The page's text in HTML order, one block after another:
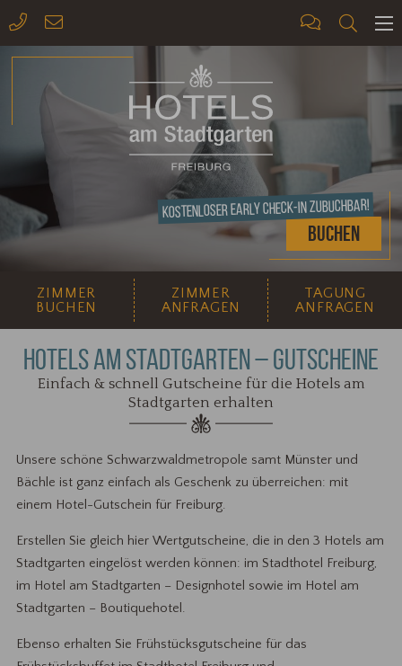
Buchen
Kostenloser Early Check-In zubuchbar!
ZIMMER
BUCHEN
ZIMMER
ANFRAGEN
TAGUNG
ANFRAGEN
HOTELS AM STADTGARTEN – GUTSCHEINE
Einfach & schnell Gutscheine für die Hotels am
Stadtgarten erhalten
Unsere schöne Schwarzwaldmetropole samt Münster und
Bächle ist ganz einfach als Geschenk zu überreichen: mit
einem Hotel-Gutschein für Freiburg.
Erstellen Sie gleich hier Wertgutscheine, die in den 3 Hotels am
Stadtgarten eingelöst werden können: im Stadthotel Freiburg,
im Hotel am Stadtgarten – Designhotel sowie im Hotel am
Stadtgarten – Boutiquehotel.
Ebenso erhalten Sie Frühstücksgutscheine für das